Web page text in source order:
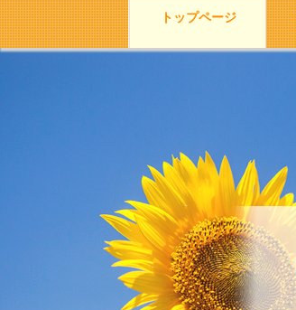
トップページ